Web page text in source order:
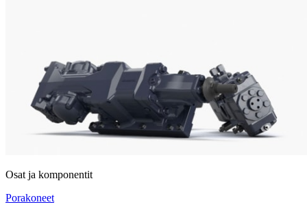
Osat ja komponentit
Porakoneet